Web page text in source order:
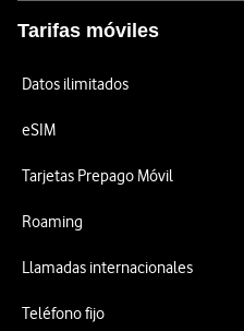
Tarifas móviles
Datos ilimitados
eSIM
Tarjetas Prepago Móvil
Roaming
Llamadas internacionales
Teléfono fijo